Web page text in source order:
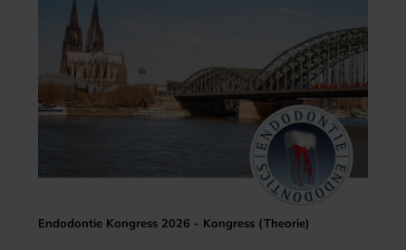
Endodontie Kongress 2026 - Kongress (Theorie)